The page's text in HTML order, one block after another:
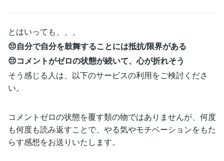
とはいっても、、、
😔自分で自分を鼓舞することには抵抗/限界がある
😔コメントがゼロの状態が続いて、心が折れそう
そう感じる人は、以下のサービスの利用をご検討くださ
い。
コメントゼロの状態を覆す類の物ではありませんが、何度
も何度も読み返すことで、やる気やモチベーションをもた
らす感想をお送りいたします。